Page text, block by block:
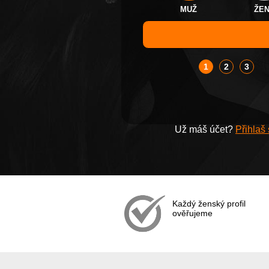
MUŽ
1 2 3
Už máš účet? Přihlaš
Každý ženský profil
ověřujeme